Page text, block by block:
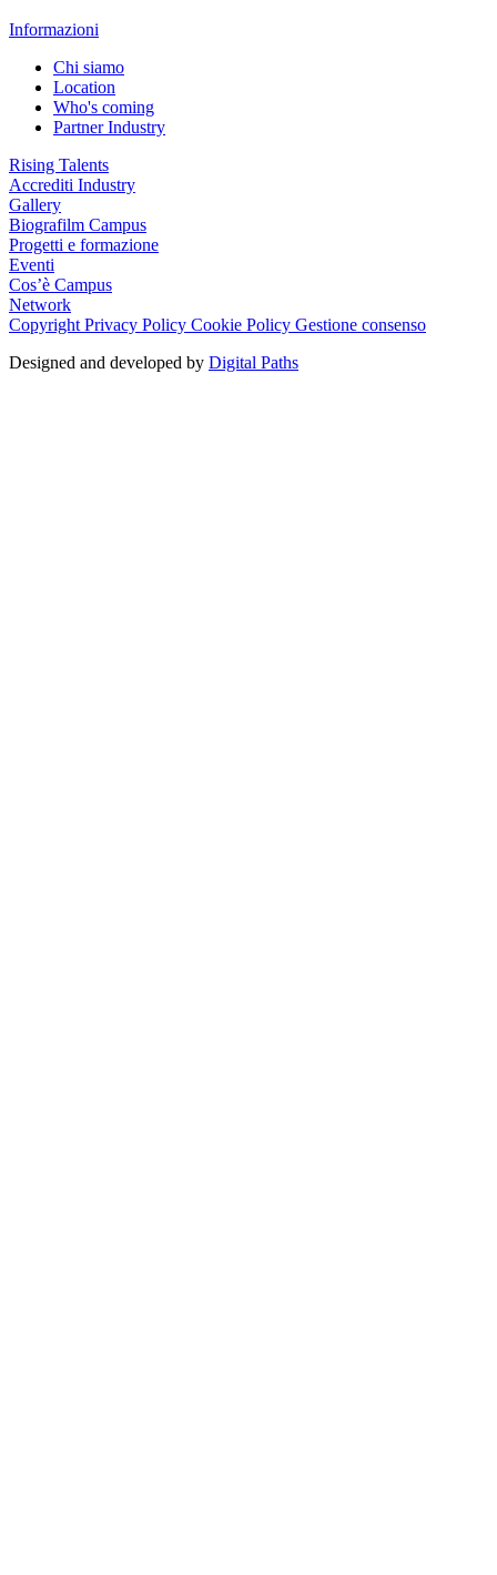
Informazioni
Chi siamo
Location
Who's coming
Partner Industry
Rising Talents
Accrediti Industry
Gallery
Biografilm Campus
Progetti e formazione
Eventi
Cos’è Campus
Network
Copyright Privacy Policy Cookie Policy Gestione consenso
Designed and developed by Digital Paths